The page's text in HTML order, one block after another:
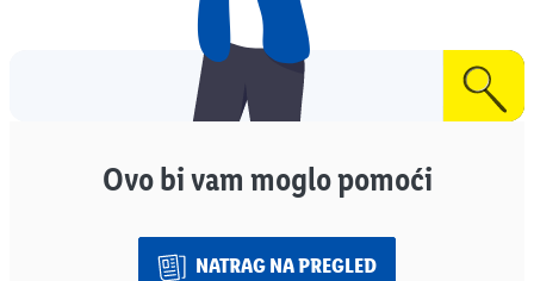
Ovo bi vam moglo pomoći
NATRAG NA PREGLED